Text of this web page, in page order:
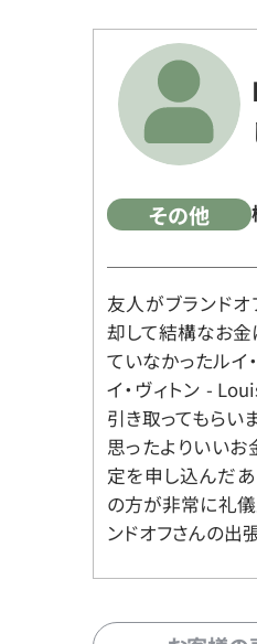
その他
友人がブランド
却して結構なお金
ていなかったルイ
イ・ヴィトン -
引き取ってもらい
思ったよりいいお
定を申し込んだ
の方が非常に礼儀
ンドオフさんの出